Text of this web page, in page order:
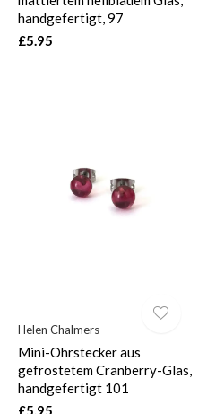
handgefertigt, 97
£5.95
Helen Chalmers
Mini-Ohrstecker aus
gefrostetem Cranberry-Glas,
handgefertigt 101
£5.95